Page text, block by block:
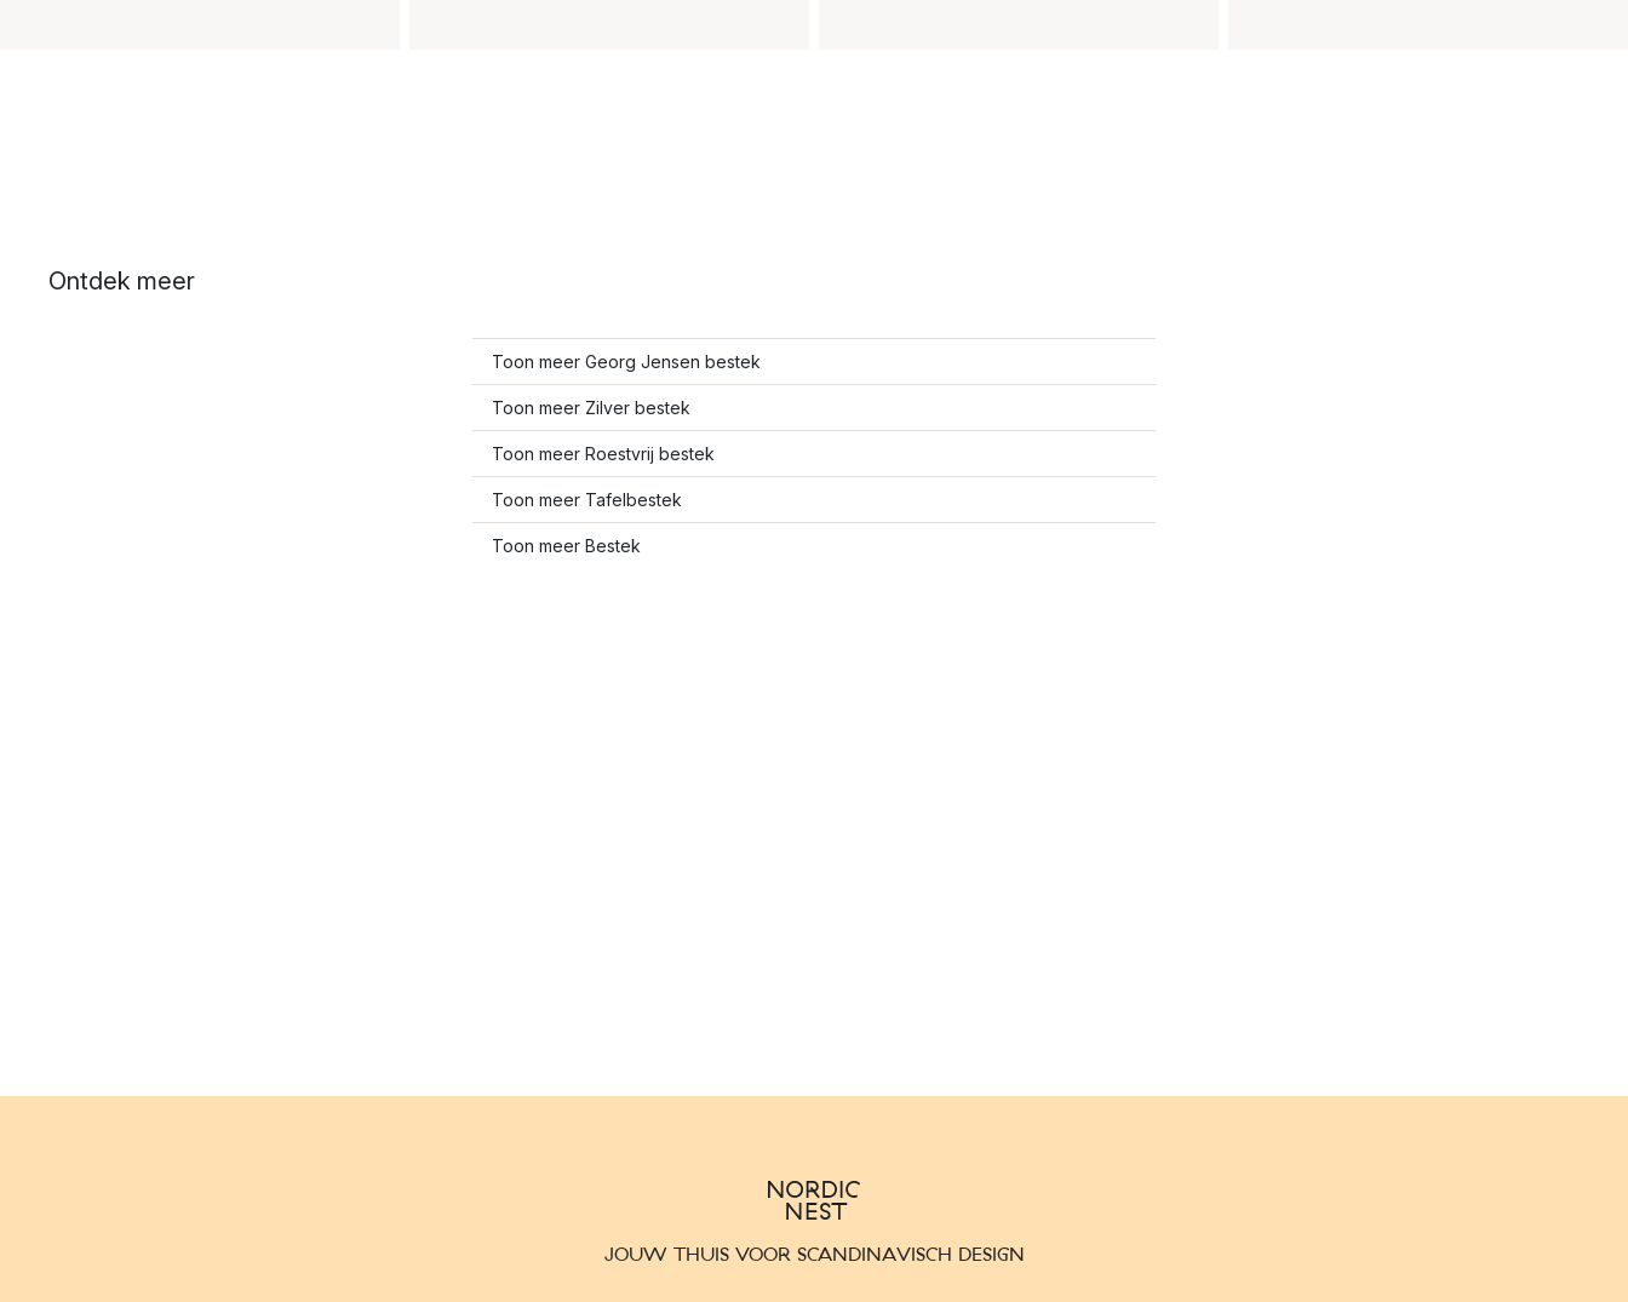
Ontdek meer
Toon meer Georg Jensen bestek
Toon meer Zilver bestek
Toon meer Roestvrij bestek
Toon meer Tafelbestek
Toon meer Bestek
JOUW THUIS VOOR SCANDINAVISCH DESIGN